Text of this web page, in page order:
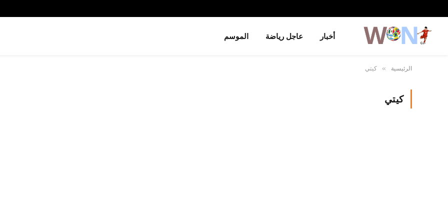
أخبار عاجل رياضة الموسم
الرئيسية » كيتي
كيتي